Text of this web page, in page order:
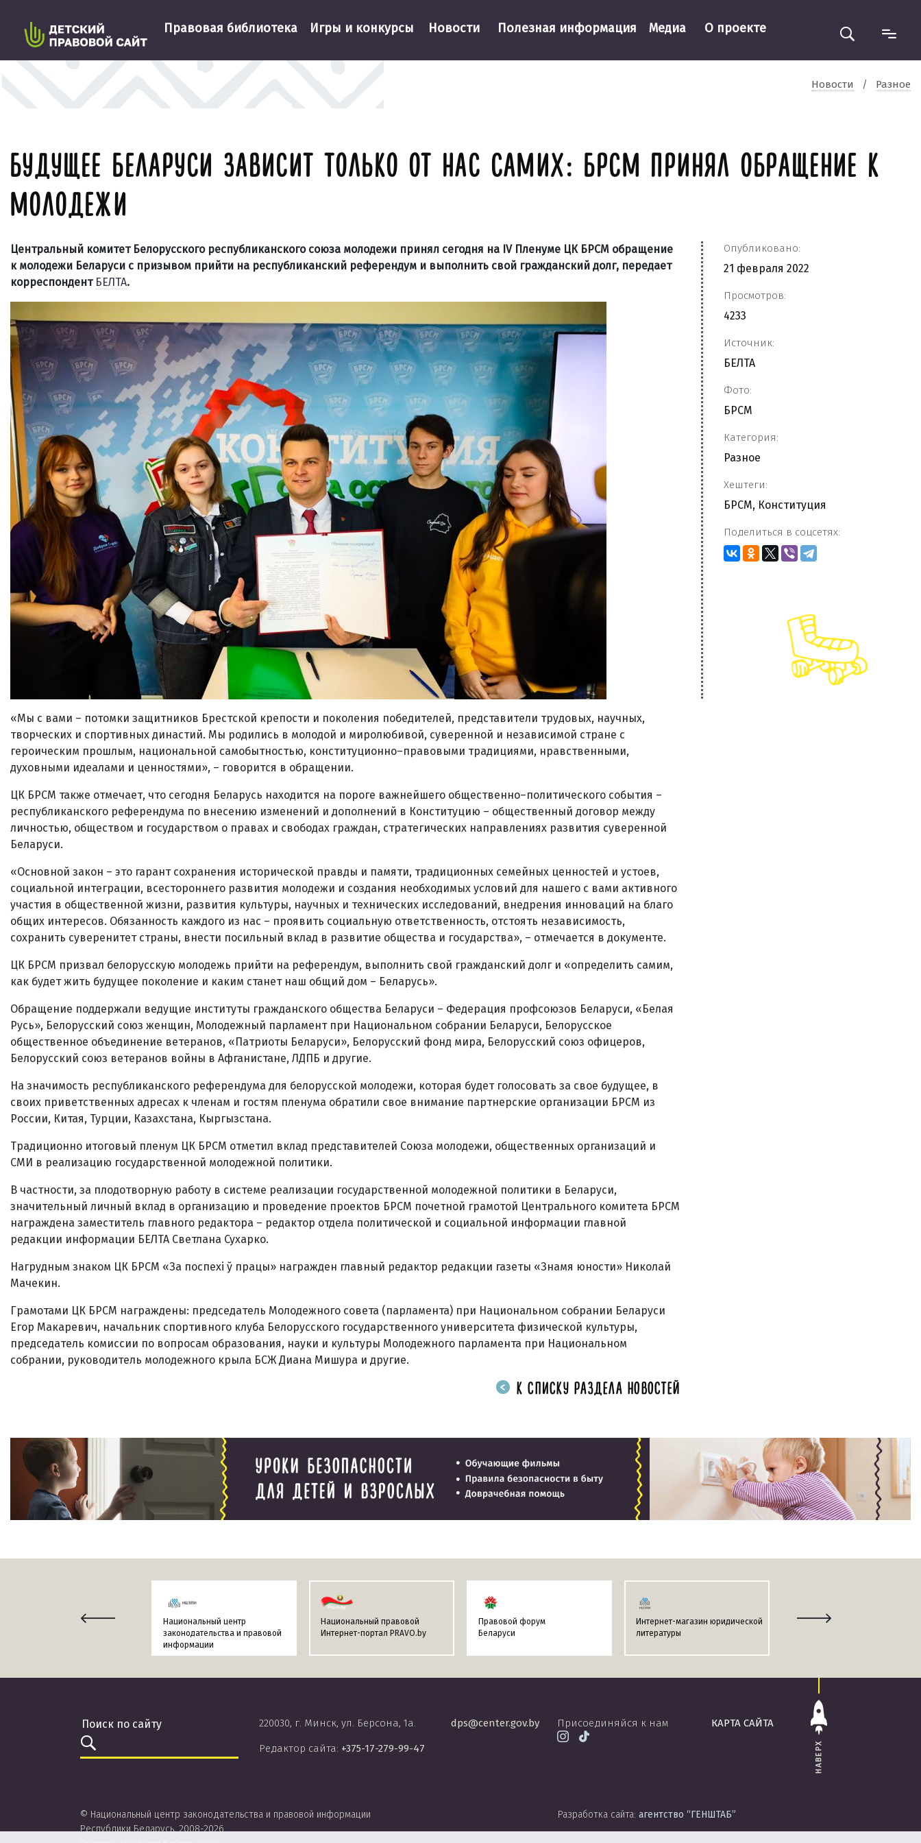
Правовая библиотека Игры и конкурсы Новости Полезная информация Медиа О проекте
Новости / Разное
БУДУЩЕЕ БЕЛАРУСИ ЗАВИСИТ ТОЛЬКО ОТ НАС САМИХ: БРСМ ПРИНЯЛ ОБРАЩЕНИЕ К
МОЛОДЕЖИ
Центральный комитет Белорусского республиканского союза молодежи принял сегодня на IV Пленуме ЦК БРСМ обращение
к молодежи Беларуси с призывом прийти на республиканский референдум и выполнить свой гражданский долг, передает
корреспондент БЕЛТА.
«Мы с вами – потомки защитников Брестской крепости и поколения победителей, представители трудовых, научных,
творческих и спортивных династий. Мы родились в молодой и миролюбивой, суверенной и независимой стране с
героическим прошлым, национальной самобытностью, конституционно–правовыми традициями, нравственными,
духовными идеалами и ценностями», – говорится в обращении.
ЦК БРСМ также отмечает, что сегодня Беларусь находится на пороге важнейшего общественно–политического события –
республиканского референдума по внесению изменений и дополнений в Конституцию – общественный договор между
личностью, обществом и государством о правах и свободах граждан, стратегических направлениях развития суверенной
Беларуси.
«Основной закон – это гарант сохранения исторической правды и памяти, традиционных семейных ценностей и устоев,
социальной интеграции, всестороннего развития молодежи и создания необходимых условий для нашего с вами активного
участия в общественной жизни, развития культуры, научных и технических исследований, внедрения инноваций на благо
общих интересов. Обязанность каждого из нас – проявить социальную ответственность, отстоять независимость,
сохранить суверенитет страны, внести посильный вклад в развитие общества и государства», – отмечается в документе.
ЦК БРСМ призвал белорусскую молодежь прийти на референдум, выполнить свой гражданский долг и «определить самим,
как будет жить будущее поколение и каким станет наш общий дом – Беларусь».
Обращение поддержали ведущие институты гражданского общества Беларуси – Федерация профсоюзов Беларуси, «Белая
Русь», Белорусский союз женщин, Молодежный парламент при Национальном собрании Беларуси, Белорусское
общественное объединение ветеранов, «Патриоты Беларуси», Белорусский фонд мира, Белорусский союз офицеров,
Белорусский союз ветеранов войны в Афганистане, ЛДПБ и другие.
На значимость республиканского референдума для белорусской молодежи, которая будет голосовать за свое будущее, в
своих приветственных адресах к членам и гостям пленума обратили свое внимание партнерские организации БРСМ из
России, Китая, Турции, Казахстана, Кыргызстана.
Традиционно итоговый пленум ЦК БРСМ отметил вклад представителей Союза молодежи, общественных организаций и
СМИ в реализацию государственной молодежной политики.
В частности, за плодотворную работу в системе реализации государственной молодежной политики в Беларуси,
значительный личный вклад в организацию и проведение проектов БРСМ почетной грамотой Центрального комитета БРСМ
награждена заместитель главного редактора – редактор отдела политической и социальной информации главной
редакции информации БЕЛТА Светлана Сухарко.
Нагрудным знаком ЦК БРСМ «За поспехі ў працы» награжден главный редактор редакции газеты «Знамя юности» Николай
Мачекин.
Грамотами ЦК БРСМ награждены: председатель Молодежного совета (парламента) при Национальном собрании Беларуси
Егор Макаревич, начальник спортивного клуба Белорусского государственного университета физической культуры,
председатель комиссии по вопросам образования, науки и культуры Молодежного парламента при Национальном
собрании, руководитель молодежного крыла БСЖ Диана Мишура и другие.
Опубликовано:
21 февраля 2022
Просмотров:
4233
Источник:
БЕЛТА
Фото:
БРСМ
Категория:
Разное
Хештеги:
БРСМ, Конституция
Поделиться в соцсетях:
К СПИСКУ РАЗДЕЛА НОВОСТЕЙ
Национальный центр
законодательства и правовой
информации
Национальный правовой
Интернет-портал PRAVO.by
Правовой форум
Беларуси
Интернет-магазин юридической
литературы
Информационно-поисковая
НАВЕРХ
КАРТА САЙТА
220030, г. Минск, ул. Берсона, 1а.
Редактор сайта: +375-17-279-99-47
dps@center.gov.by Присоединяйся к нам
© Национальный центр законодательства и правовой информации
Республики Беларусь, 2008-2026.
Разработка сайта: агентство “ГЕНШТАБ”